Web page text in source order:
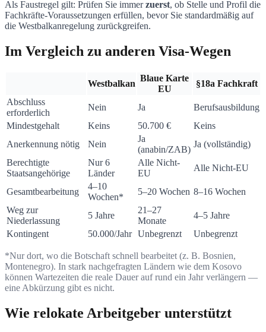
Als Faustregel gilt: Prüfen Sie immerzuerst, ob Stelle und Profil die
Fachkräfte-Voraussetzungen erfüllen, bevor Sie standardmäßig auf
die Westbalkanregelung zurückgreifen.
Im Vergleich zu anderen Visa-Wegen
Westbalkan
Blaue Karte
EU
§18a Fachkraft
Abschluss
erforderlich
Nein Ja
Berufsausbildung
Mindestgehalt
Keins 50.700 €
Keins
Anerkennung nötig
Nein
Ja
(anabin/ZAB)
Ja (vollständig)
Berechtigte
Staatsangehörige
Nur 6
Länder
Alle Nicht-
EU
Alle Nicht-EU
Gesamtbearbeitung
4–10
Wochen*
5–20 Wochen 8–16 Wochen
Weg zur
Niederlassung
5 Jahre
21–27
Monate
4–5 Jahre
Kontingent
50.000/Jahr Unbegrenzt Unbegrenzt
*Nur dort, wo die Botschaft schnell bearbeitet (z. B. Bosnien,
Montenegro). In stark nachgefragten Ländern wie dem Kosovo
können Wartezeiten die reale Dauer auf rund ein Jahr verlängern —
eine Abkürzung gibt es nicht.
Wie relokate Arbeitgeber unterstützt